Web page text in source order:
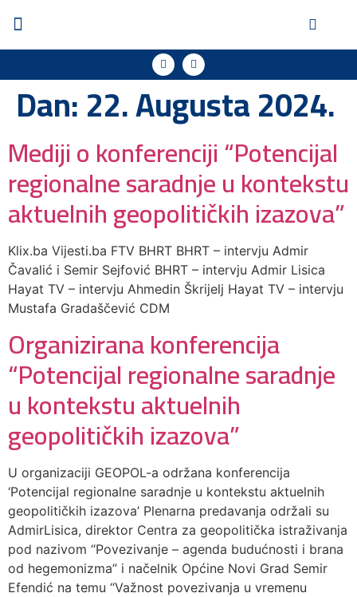
Dan:22. Augusta 2024.
Mediji o konferenciji “Potencijal
regionalne saradnje u kontekstu
aktuelnih geopolitičkih izazova”
Klix.ba Vijesti.ba FTV BHRT BHRT – intervju Admir
Čavalić i Semir Sejfović BHRT – intervju Admir Lisica
Hayat TV – intervju Ahmedin Škrijelj Hayat TV – intervju
Mustafa Gradaščević CDM
Organizirana konferencija
“Potencijal regionalne saradnje
u kontekstu aktuelnih
geopolitičkih izazova”
U organizaciji GEOPOL-a održana konferencija
‘Potencijal regionalne saradnje u kontekstu aktuelnih
geopolitičkih izazova’ Plenarna predavanja održali su
AdmirLisica, direktor Centra za geopolitička istraživanja
pod nazivom “Povezivanje – agenda budućnosti i brana
od hegemonizma” i načelnik Općine Novi Grad Semir
Efendić na temu “Važnost povezivanja u vremenu